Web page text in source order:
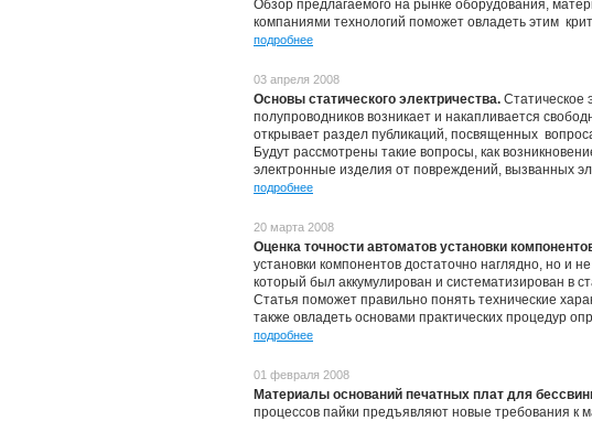
Обзор предлагаемого на рынке оборудования,
компаниями технологий поможет овладеть этим
подробнее
03 апреля 2008
Основы статического электричества. Статическое
полупроводников возникает и накапливается
открывает раздел публикаций, посвященных
Будут рассмотрены такие вопросы, как
электронные изделия от повреждений, вызванных
подробнее
20 марта 2008
Оценка точности автоматов установки
установки компонентов достаточно наглядно, но и
который был аккумулирован и систематизирован в
Статья поможет правильно понять технические
также овладеть основами практических процедур
подробнее
01 февраля 2008
Материалы оснований печатных плат для
процессов пайки предъявляют новые требования